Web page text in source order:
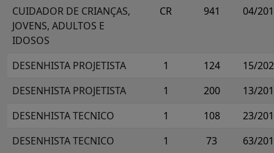
CUIDADOR DE CRIANÇAS,
JOVENS, ADULTOS E
IDOSOS
CR 941 04/
DESENHISTA PROJETISTA 1 124
15/
DESENHISTA PROJETISTA
1 200
13/
DESENHISTA TECNICO
1 108
23/
DESENHISTA TECNICO
1 73 63/